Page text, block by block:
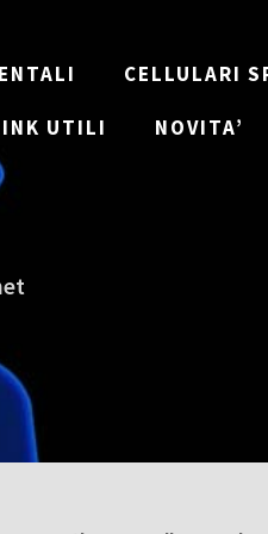
CELLULARI
UTILI NOVITA’